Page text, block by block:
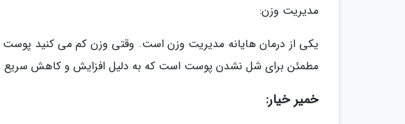
مدیریت وزن:
یکی از درمان هایانه مدیریت وزن است. وقتی وزن کم می کنید
مطمئن برای شل نشدن پوست است که به دلیل افزایش و کاهش
خمیر خیار: